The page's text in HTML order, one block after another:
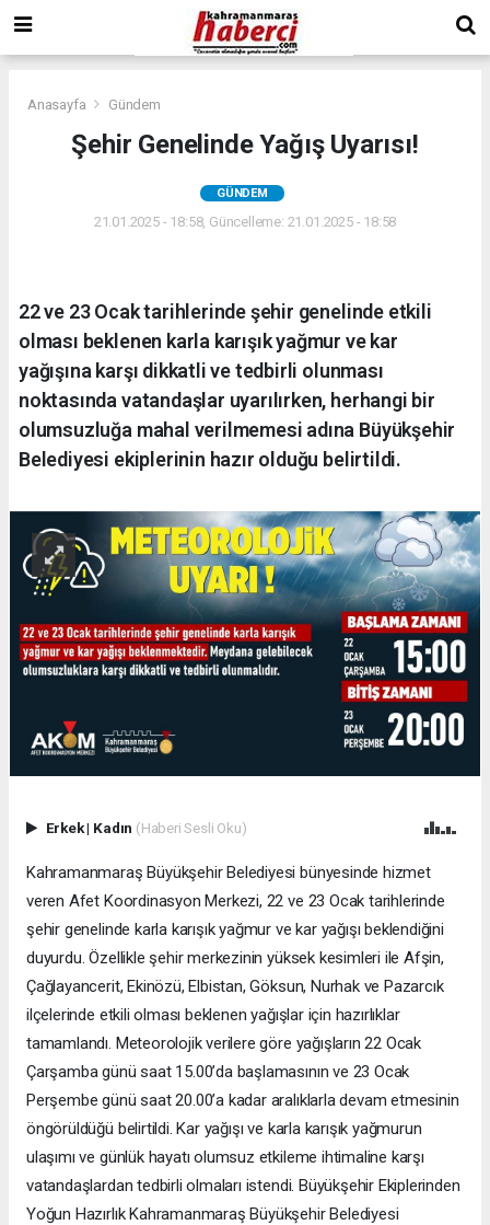
Anasayfa Gündem
Şehir Genelinde Yağış Uyarısı!
GÜNDEM
21.01.2025 - 18:58, Güncelleme: 21.01.2025 - 18:58
22 ve 23 Ocak tarihlerinde şehir genelinde etkili
olması beklenen karla karışık yağmur ve kar
yağışına karşı dikkatli ve tedbirli olunması
noktasında vatandaşlar uyarılırken, herhangi bir
olumsuzluğa mahal verilmemesi adına Büyükşehir
Belediyesi ekiplerinin hazır olduğu belirtildi.
Erkek| Kadın (Haberi Sesli Oku)
Kahramanmaraş Büyükşehir Belediyesi bünyesinde hizmet
veren Afet Koordinasyon Merkezi, 22 ve 23 Ocak tarihlerinde
şehir genelinde karla karışık yağmur ve kar yağışı beklendiğini
duyurdu. Özellikle şehir merkezinin yüksek kesimleri ile Afşin,
Çağlayancerit, Ekinözü, Elbistan, Göksun, Nurhak ve Pazarcık
ilçelerinde etkili olması beklenen yağışlar için hazırlıklar
tamamlandı. Meteorolojik verilere göre yağışların 22 Ocak
Çarşamba günü saat 15.00’da başlamasının ve 23 Ocak
Perşembe günü saat 20.00’a kadar aralıklarla devam etmesinin
öngörüldüğü belirtildi. Kar yağışı ve karla karışık yağmurun
ulaşımı ve günlük hayatı olumsuz etkileme ihtimaline karşı
vatandaşlardan tedbirli olmaları istendi. Büyükşehir Ekiplerinden
Yoğun Hazırlık Kahramanmaraş Büyükşehir Belediyesi